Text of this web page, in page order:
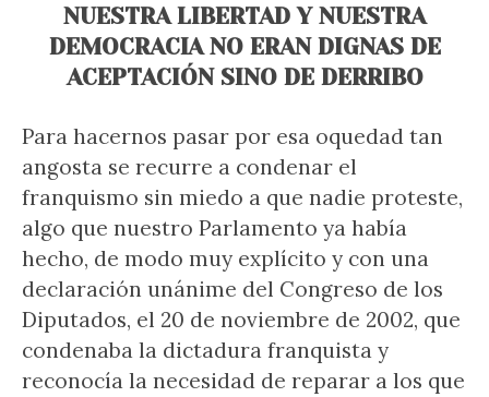
NUESTRA LIBERTAD Y NUESTRA
DEMOCRACIA NO ERAN DIGNAS DE
ACEPTACIÓN SINO DE DERRIBO
Para hacernos pasar por esa oquedad tan
angosta se recurre a condenar el
franquismo sin miedo a que nadie proteste,
algo que nuestro Parlamento ya había
hecho, de modo muy explícito y con una
declaración unánime del Congreso de los
Diputados, el 20 de noviembre de 2002, que
condenaba la dictadura franquista y
reconocía la necesidad de reparar a los que